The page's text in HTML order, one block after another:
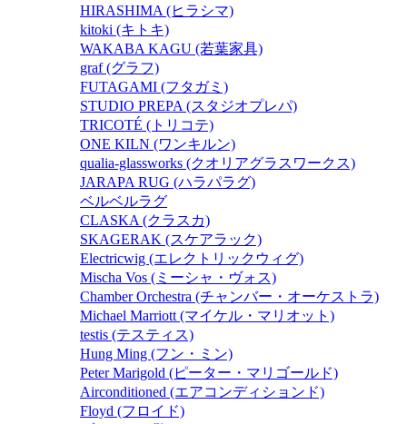
HIRASHIMA (ヒラシマ)
kitoki (キトキ)
WAKABA KAGU (若葉家具)
graf (グラフ)
FUTAGAMI (フタガミ)
STUDIO PREPA (スタジオプレパ)
TRICOTÉ (トリコテ)
ONE KILN (ワンキルン)
qualia-glassworks (クオリアグラスワークス)
JARAPA RUG (ハラパラグ)
ベルベルラグ
CLASKA (クラスカ)
SKAGERAK (スケアラック)
Electricwig (エレクトリックウィグ)
Mischa Vos (ミーシャ・ヴォス)
Chamber Orchestra (チャンバー・オーケストラ)
Michael Marriott (マイケル・マリオット)
testis (テスティス)
Hung Ming (フン・ミン)
Peter Marigold (ピーター・マリゴールド)
Airconditioned (エアコンディションド)
Floyd (フロイド)